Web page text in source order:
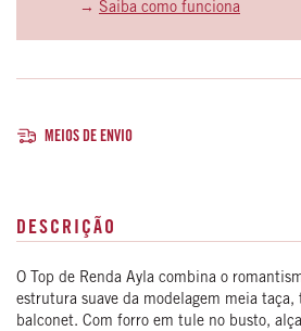
→ Saiba como funciona
MEIOS DE ENVIO
DESCRIÇÃO
O Top de Renda Ayla combina o
estrutura suave da modelagem meia
balconet. Com forro em tule no busto,